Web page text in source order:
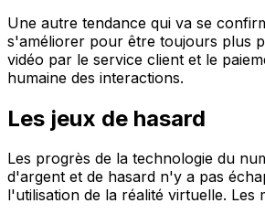
Une autre tendance qui va se
s'améliorer pour être toujours plus
vidéo par le service client et le
humaine des interactions.
Les jeux de hasard
Les progrès de la technologie du
d'argent et de hasard n'y a pas
l'utilisation de la réalité virtuelle.